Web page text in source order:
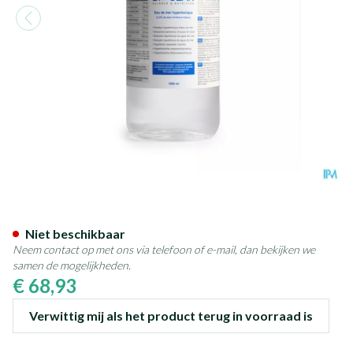
€ 68,93
Verwittig mij als het product terug in voorraad is
Niet beschikbaar
Neem contact op met ons via telefoon of e-mail, dan bekijken we
samen de mogelijkheden.